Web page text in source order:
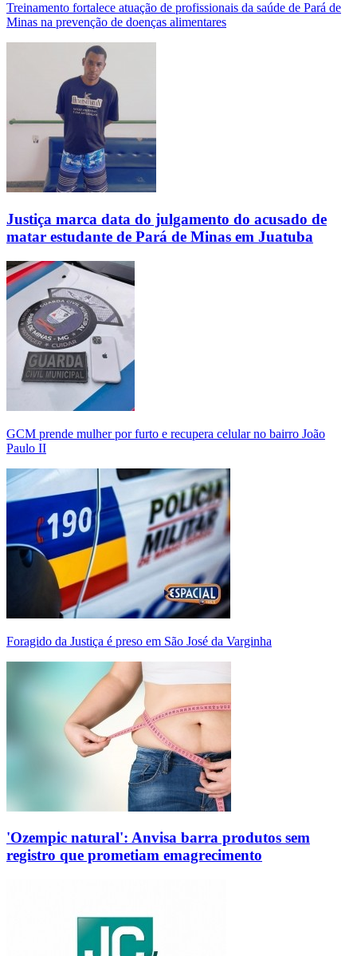
Treinamento fortalece atuação de profissionais da saúde de Pará de
Minas na prevenção de doenças alimentares
Justiça marca data do julgamento do acusado de
matar estudante de Pará de Minas em Juatuba
GCM prende mulher por furto e recupera celular no bairro João
Paulo II
Foragido da Justiça é preso em São José da Varginha
'Ozempic natural': Anvisa barra produtos sem
registro que prometiam emagrecimento